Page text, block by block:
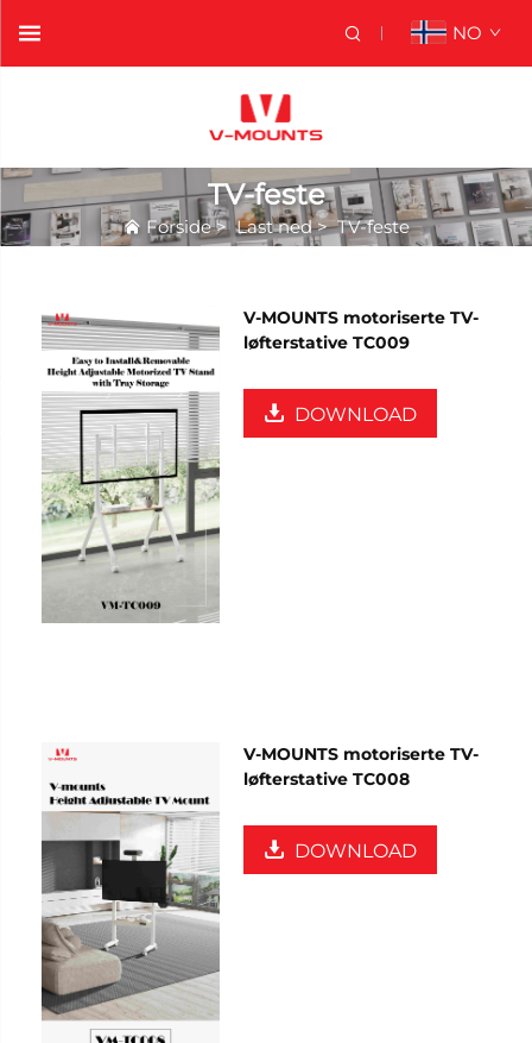
NO
TV-feste
Forside>Last ned>TV-feste
V-MOUNTS motoriserte TV-
løfterstative TC009
DOWNLOAD
V-MOUNTS motoriserte TV-
løfterstative TC008
DOWNLOAD